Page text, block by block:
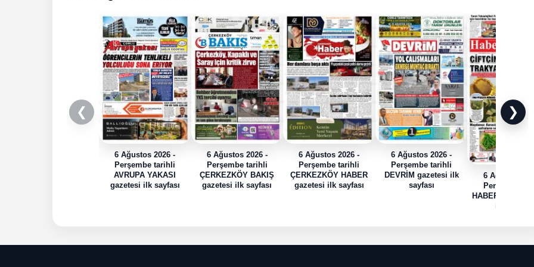
❮
6 Ağustos 2026 -
Perşembe tarihli
AVRUPA YAKASI
gazetesi ilk sayfası
6 Ağustos 2026 -
Perşembe tarihli
ÇERKEZKÖY BAKIŞ
gazetesi ilk sayfası
6 Ağustos 2026 -
Perşembe tarihli
ÇERKEZKÖY HABER
gazetesi ilk sayfası
6 Ağustos 2026 -
Perşembe tarihli
DEVRİM gazetesi ilk
sayfası
6 Ağustos
Perşembe
HABER TRAK
❯